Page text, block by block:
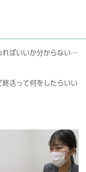
ればいいか分からない…
活って何をしたらいい